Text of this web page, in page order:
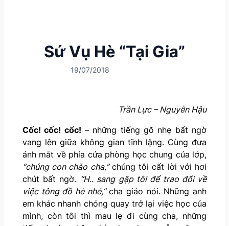
Sứ Vụ Hè “Tại Gia”
19/07/2018
Trần Lực – Nguyễn Hậu
Cốc! cốc! cốc! – những tiếng gõ nhẹ bất ngờ
vang lên giữa không gian tĩnh lặng. Cùng đưa
ánh mắt về phía cửa phòng học chung của lớp,
“chúng con chào cha,”chúng tôi cất lời với hơi
chút bất ngờ. “H.. sang gặp tôi để trao đổi về
việc tông đồ hè nhé,” cha giáo nói. Những anh
em khác nhanh chóng quay trở lại việc học của
mình, còn tôi thì mau lẹ đi cùng cha, những